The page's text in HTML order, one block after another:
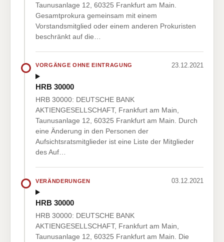
Taunusanlage 12, 60325 Frankfurt am Main.
Gesamtprokura gemeinsam mit einem
Vorstandsmitglied oder einem anderen Prokuristen
beschränkt auf die…
VORGÄNGE OHNE EINTRAGUNG 23.12.2021
HRB 30000
HRB 30000: DEUTSCHE BANK
AKTIENGESELLSCHAFT, Frankfurt am Main,
Taunusanlage 12, 60325 Frankfurt am Main. Durch
eine Änderung in den Personen der
Aufsichtsratsmitglieder ist eine Liste der Mitglieder
des Auf…
VERÄNDERUNGEN 03.12.2021
HRB 30000
HRB 30000: DEUTSCHE BANK
AKTIENGESELLSCHAFT, Frankfurt am Main,
Taunusanlage 12, 60325 Frankfurt am Main. Die